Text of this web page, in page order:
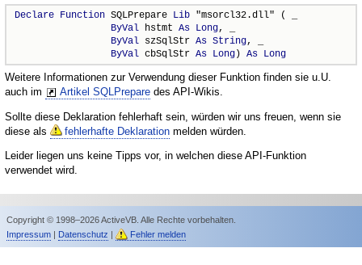
Declare Function SQLPrepare Lib "msorcl32.dll" ( _
ByVal hstmt As Long, _
ByVal szSqlStr As String, _
ByVal cbSqlStr As Long) As Long
Weitere Informationen zur Verwendung dieser Funktion finden sie u.U.
auch im
Artikel SQLPrepare des API-Wikis.
Sollte diese Deklaration fehlerhaft sein, würden wir uns freuen, wenn sie
diese als
fehlerhafte Deklaration melden würden.
Leider liegen uns keine Tipps vor, in welchen diese API-Funktion
verwendet wird.
Copyright © 1998–2026 ActiveVB. Alle Rechte vorbehalten.
Impressum| Datenschutz | Fehler melden